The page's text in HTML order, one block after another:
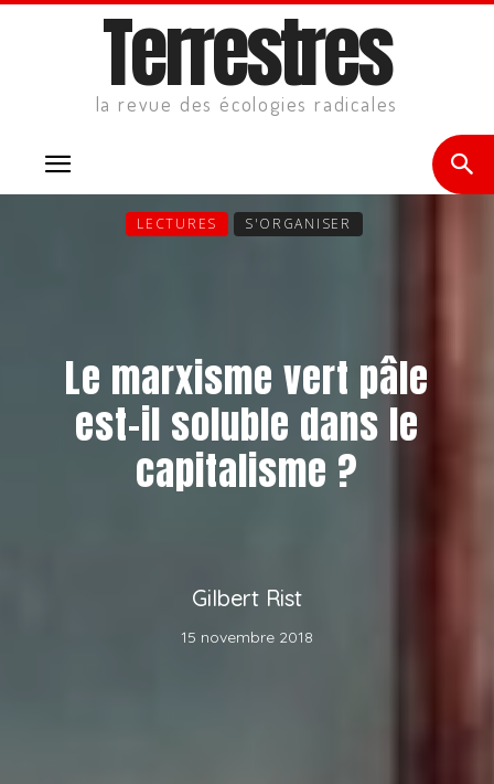
Terrestres
la revue des écologies radicales
LECTURES S'ORGANISER
Le marxisme vert pâle
est-il soluble dans le
capitalisme ?
Gilbert Rist
15 novembre 2018